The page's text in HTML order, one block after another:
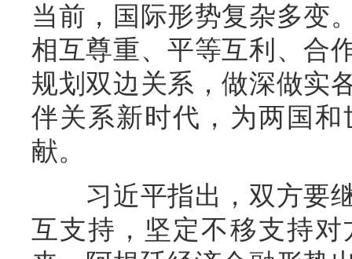
当前，国际形势复杂多变
相互尊重、平等互利、合
规划双边关系，做深做实
伴关系新时代，为两国
献。
习近平指出，双方要继
互支持，坚定不移支持